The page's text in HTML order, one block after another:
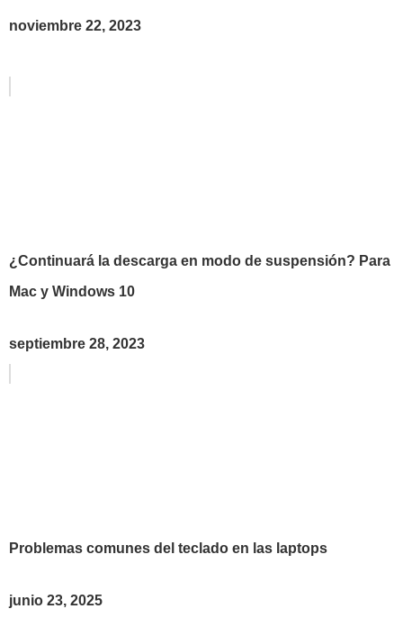
noviembre 22, 2023
¿Continuará la descarga en modo de suspensión? Para
Mac y Windows 10
septiembre 28, 2023
Problemas comunes del teclado en las laptops
junio 23, 2025